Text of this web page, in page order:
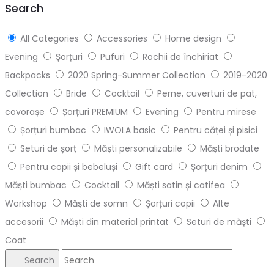
Search
All Categories Accessories
Home design
Evening
Șorțuri Pufuri
Rochii de închiriat
Backpacks
2020 Spring-Summer Collection
2019-2020
Collection
Bride Cocktail
Perne, cuverturi de pat,
covorașe
Șorțuri PREMIUM Evening
Pentru mirese
Șorțuri bumbac
IWOLA basic
Pentru căței și pisici
Seturi de șorț
Măști personalizabile
Măști brodate
Pentru copii și bebeluși
Gift card
Șorțuri denim
Măști bumbac
Cocktail
Măști satin și catifea
Workshop
Măști de somn Șorțuri copii
Alte
accesorii
Măști din material printat
Seturi de măști
Coat
Search